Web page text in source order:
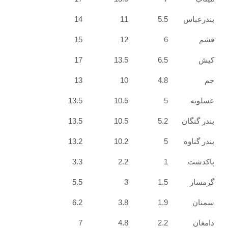
5.5
11
14
6
12
15
6.5
13.5
17
4.8
10
13
5
10.5
13.5
5.2
10.5
13.5
5
10.2
13.2
1
2.2
3.3
1.5
3
5.5
1.9
3.8
6.2
2.2
4.8
7